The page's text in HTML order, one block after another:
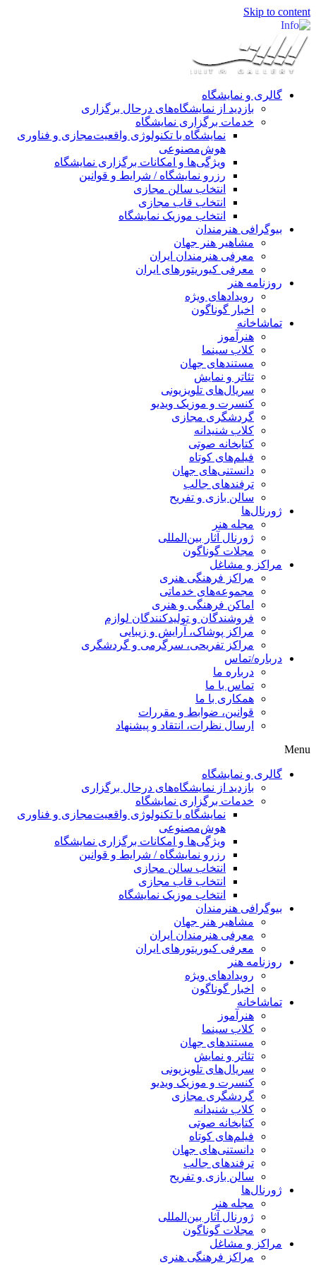
Skip to content
گالری و نمایشگاه
بازدید از نمایشگاه‌های درحال برگزاری
خدمات برگزاری نمایشگاه
نمایشگاه با تکنولوژی واقعیت‌مجازی و فناوری
هوش‌مصنوعی
ویژگی‌ها و امکانات برگزاری نمایشگاه
رزرو نمایشگاه / شرایط و قوانین
انتخاب سالن مجازی
انتخاب قاب مجازی
انتخاب موزیک نمایشگاه
بیوگرافی هنرمندان
مشاهیر هنر جهان
معرفی هنرمندان ایران
معرفی کیوریتورهای ایران
روزنامه هنر
رویدادهای ویژه
اخبار گوناگون
تماشاخانه
هنرآموز
کلاب سینما
مستندهای جهان
تئاتر و نمایش
سریال‌های تلویزیونی
کنسرت و موزیک ویدیو
گردشگری مجازی
کلاب شنیدانه
کتابخانه صوتی
فیلم‌های کوتاه
دانستنی‌های جهان
ترفندهای جالب
سالن بازی و تفریح
ژورنال‌ها
مجله هنر
ژورنال آثار بین‌المللی
مجلات گوناگون
مراکز و مشاغل
مراکز فرهنگی هنری
مجموعه‌های خدماتی
اماکن فرهنگی و هنری
فروشندگان و تولیدکنندگان لوازم
مراکز پوشاک، آرایش و زیبایی
مراکز تفریحی، سرگرمی و گردشگری
درباره/تماس
درباره ما
تماس با ما
همکاری با ما
قوانین، ضوابط و مقررات
ارسال نظرات، انتقاد و پیشنهاد
Menu
گالری و نمایشگاه
بازدید از نمایشگاه‌های درحال برگزاری
خدمات برگزاری نمایشگاه
نمایشگاه با تکنولوژی واقعیت‌مجازی و فناوری
هوش‌مصنوعی
ویژگی‌ها و امکانات برگزاری نمایشگاه
رزرو نمایشگاه / شرایط و قوانین
انتخاب سالن مجازی
انتخاب قاب مجازی
انتخاب موزیک نمایشگاه
بیوگرافی هنرمندان
مشاهیر هنر جهان
معرفی هنرمندان ایران
معرفی کیوریتورهای ایران
روزنامه هنر
رویدادهای ویژه
اخبار گوناگون
تماشاخانه
هنرآموز
کلاب سینما
مستندهای جهان
تئاتر و نمایش
سریال‌های تلویزیونی
کنسرت و موزیک ویدیو
گردشگری مجازی
کلاب شنیدانه
کتابخانه صوتی
فیلم‌های کوتاه
دانستنی‌های جهان
ترفندهای جالب
سالن بازی و تفریح
ژورنال‌ها
مجله هنر
ژورنال آثار بین‌المللی
مجلات گوناگون
مراکز و مشاغل
مراکز فرهنگی هنری